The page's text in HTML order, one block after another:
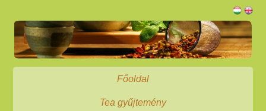
Főoldal
Tea gyűjtemény